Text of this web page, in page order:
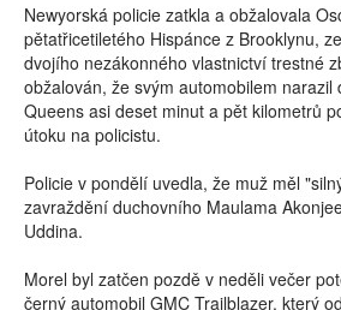
Newyorská policie zatkla a obžalovala
pětatřicetiletého Hispánce z Brooklynu,
dvojího nezákonného vlastnictví trestné
obžalován, že svým automobilem narazil
Queens asi deset minut a pět kilometrů
útoku na policistu.
Policie v pondělí uvedla, že muž měl
zavraždění duchovního Maulama
Uddina.
Morel byl zatčen pozdě v neděli večer
černý automobil GMC Trailblazer, který